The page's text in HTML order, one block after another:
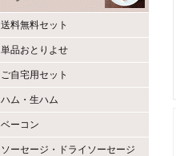
送料無料セット
単品おとりよせ
ご自宅用セット
ハム・生ハム
ベーコン
ソーセージ・ドライソーセージ